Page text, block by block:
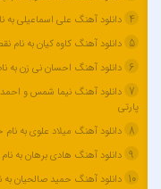
آرتام
آرتبن بهادری
آرتين شاهوران
آرتی
آرتین
آرتین بهادری
آرتین سلیمانی
4 دانلود آهنگ علی اسماعیلی به
5 دانلود آهنگ کاوه کیان به نام
6 دانلود آهنگ احسان نی زن به
7 دانلود آهنگ نیما شمس و احمد
پارتی
8 دانلود آهنگ میلاد علوی به
9 دانلود آهنگ هادی برهان به
10 دانلود آهنگ حمید صالحیان به